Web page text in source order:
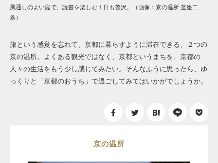
風通しのよい庭で、読書を楽しむ１日も贅沢。（画像：京の温所 釜座二
条）
旅という感覚を忘れて、京都に暮らすように滞在できる、２つの
京の温所。よくある観光ではなく、京都というまちを、京都の
人々の生活をもう少し感じてみたい。そんなふうに思ったら、ゆ
っくりと「京都のおうち」で過ごしてみてはいかがでしょうか。
京の温所